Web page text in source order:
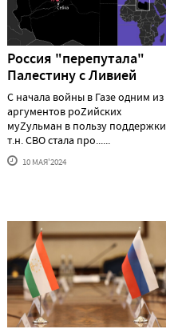
Россия "перепутала"
Палестину с Ливией
С начала войны в Газе одним из
аргументов роZийских
муZульман в пользу поддержки
т.н. СВО стала про......
10 МАЯ'2024